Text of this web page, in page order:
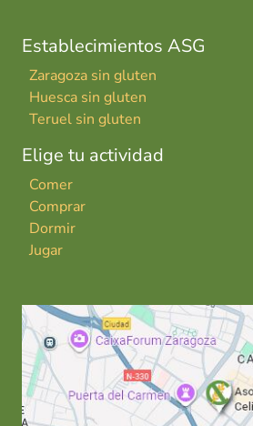
Establecimientos ASG
Zaragoza sin gluten
Huesca sin gluten
Teruel sin gluten
Elige tu actividad
Comer
Comprar
Dormir
Jugar